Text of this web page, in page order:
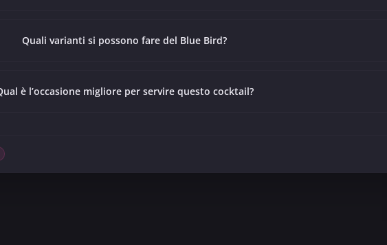
Quali varianti si possono fare del Blue Bird?
è l’occasione migliore per servire questo cocktail?